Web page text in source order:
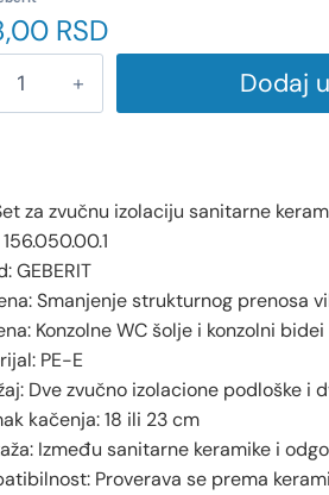
RSD
Dodaj
za zvučnu izolaciju sanitarne
GEBERIT
Smanjenje strukturnog prenosa
Konzolne WC šolje i konzolni bidei
PE-E
Dve zvučno izolacione podloške i
kačenja: 18 ili 23 cm
Između sanitarne keramike i
Proverava se prema